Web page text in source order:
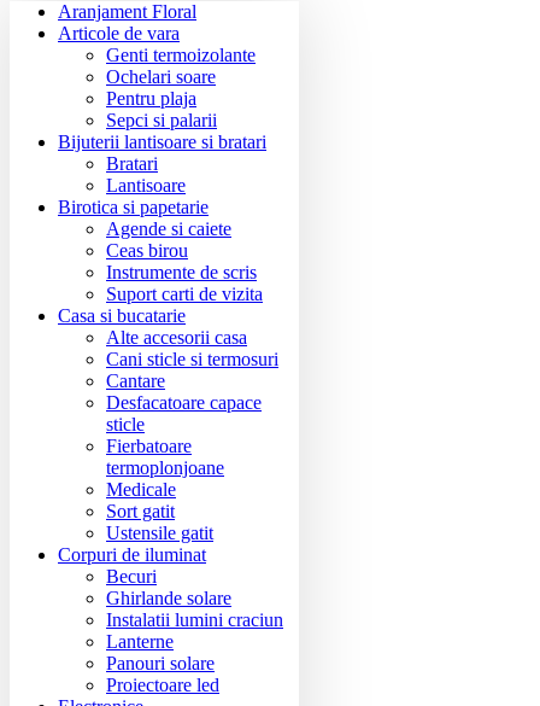
Aranjament Floral
Articole de vara
Genti termoizolante
Ochelari soare
Pentru plaja
Sepci si palarii
Bijuterii lantisoare si bratari
Bratari
Lantisoare
Birotica si papetarie
Agende si caiete
Ceas birou
Instrumente de scris
Suport carti de vizita
Casa si bucatarie
Alte accesorii casa
Cani sticle si termosuri
Cantare
Desfacatoare capace
sticle
Fierbatoare
termoplonjoane
Medicale
Sort gatit
Ustensile gatit
Corpuri de iluminat
Becuri
Ghirlande solare
Instalatii lumini craciun
Lanterne
Panouri solare
Proiectoare led